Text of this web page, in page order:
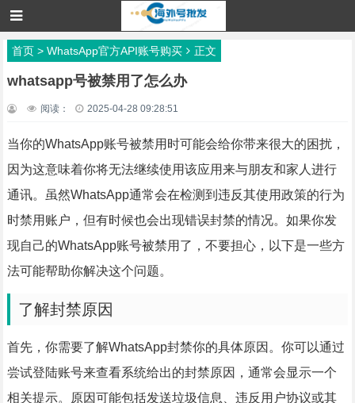
首页> WhatsApp官方API账号购买 正文
whatsapp号被禁用了怎么办
阅读： 2025-04-28 09:28:51
当你的WhatsApp账号被禁用时可能会给你带来很大的困扰，
因为这意味着你将无法继续使用该应用来与朋友和家人进行
通讯。虽然WhatsApp通常会在检测到违反其使用政策的行为
时禁用账户，但有时候也会出现错误封禁的情况。如果你发
现自己的WhatsApp账号被禁用了，不要担心，以下是一些方
法可能帮助你解决这个问题。
了解封禁原因
首先，你需要了解WhatsApp封禁你的具体原因。你可以通过
尝试登陆账号来查看系统给出的封禁原因，通常会显示一个
相关提示。原因可能包括发送垃圾信息、违反用户协议或其